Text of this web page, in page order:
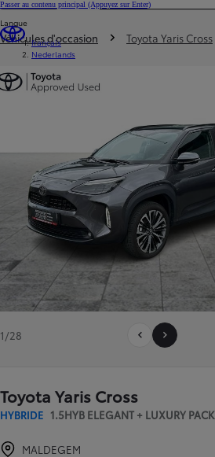
Passer au contenu principal (Appuyez sur Enter)
Professionnel
Langue
français
Nederlands
Vous êtes ici
Véhicules d'occasion Toyota Yaris Cross
1/28
Toyota Yaris Cross
HYBRIDE 1.5HYB ELEGANT + LUXURY PACK
MALDEGEM